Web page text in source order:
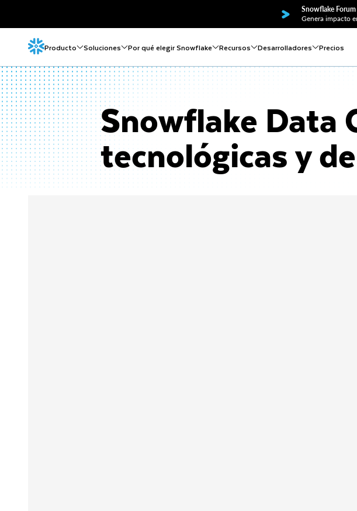
Snowflake
Genera impacto
Producto Soluciones Por qué elegir Snowflake Recursos Desarrolladores Precios
Snowflake Data
tecnológicas y